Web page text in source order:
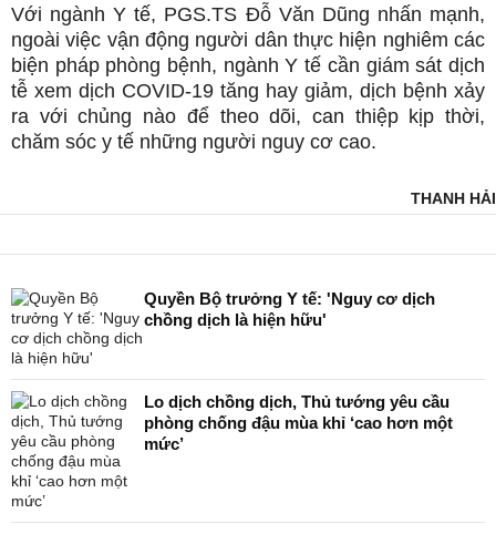
Với ngành Y tế, PGS.TS Đỗ Văn Dũng nhấn mạnh,
ngoài việc vận động người dân thực hiện nghiêm các
biện pháp phòng bệnh, ngành Y tế cần giám sát dịch
tễ xem dịch COVID-19 tăng hay giảm, dịch bệnh xảy
ra với chủng nào để theo dõi, can thiệp kịp thời,
chăm sóc y tế những người nguy cơ cao.
THANH HẢI
Quyền Bộ trưởng Y tế: 'Nguy cơ dịch
chồng dịch là hiện hữu'
Lo dịch chồng dịch, Thủ tướng yêu cầu
phòng chống đậu mùa khỉ ‘cao hơn một
mức’